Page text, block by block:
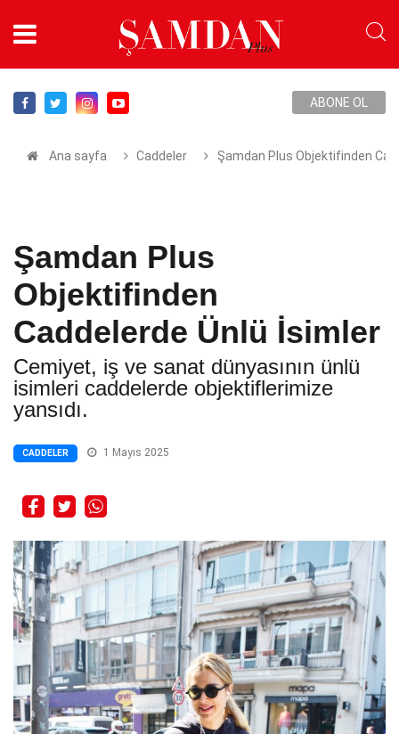
ABONE OL
Ana sayfa Caddeler Şamdan Plus Objektifinden
Şamdan Plus
Objektifinden
Caddelerde Ünlü İsimler
Cemiyet, iş ve sanat dünyasının ünlü
isimleri caddelerde objektiflerimize
yansıdı.
CADDELER 1 Mayıs 2025